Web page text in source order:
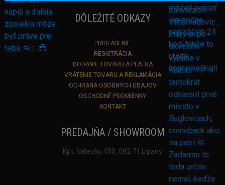
DÔLEŽITÉ ODKAZY
PRIHLÁSENIE
REGISTRÁCIA
DODANIE TOVARU A PLATBA
VRÁTENIE TOVARU A REKLAMÁCIA
OCHRANA OSOBNÝCH ÚDAJOV
OBCHODNÉ PODMIENKY
KONTAKT
PREDAJŇA / SHOWROOM
Kpt. Nálepku 450, 082 71 Lipany